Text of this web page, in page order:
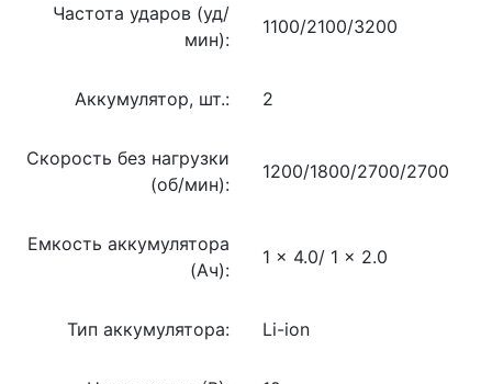
Частота ударов (уд/
мин):
1100/2100/3200
Аккумулятор, шт.: 2
Скорость без нагрузки
(об/мин):
1200/1800/2700/2700
Емкость аккумулятора
(Ач):
1 x 4.0/ 1 x 2.0
Тип аккумулятора: Li-ion